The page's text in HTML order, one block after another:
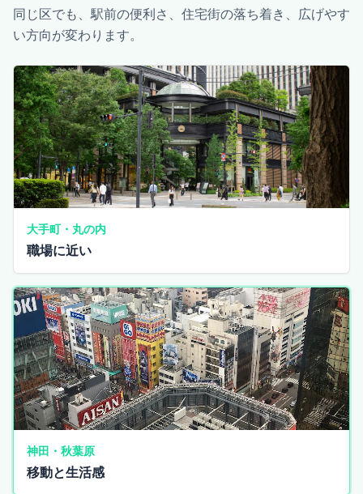
同じ区でも、駅前の便利さ、住宅街の落ち着き、広げやす
い方向が変わります。
大手町・丸の内
職場に近い
神田・秋葉原
移動と生活感